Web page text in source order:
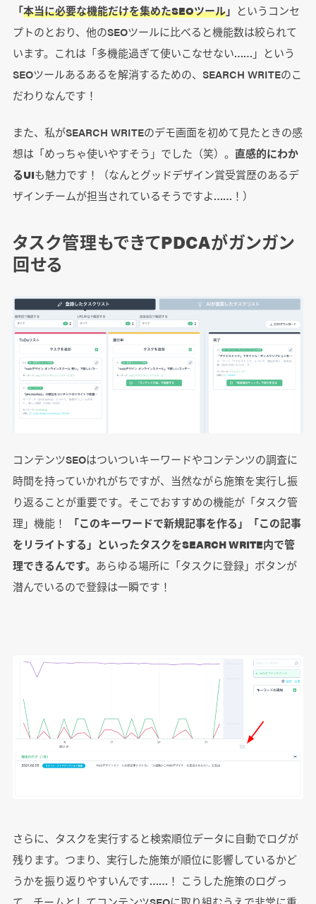
「本当に必要な機能だけを集めたSEOツール」 というコンセ
プトのとおり、他のSEOツールに比べると機能数は絞られて
います。これは「多機能過ぎて使いこなせない……」という
SEOツールあるあるを解消するための、SEARCH WRITEのこ
だわりなんです！
また、私がSEARCH WRITEのデモ画面を初めて見たときの感
想は「めっちゃ使いやすそう」でした（笑）。 直感的にわか
るUIも魅力です！（なんとグッドデザイン賞受賞歴のあるデ
ザインチームが担当されているそうですよ……！）
タスク管理もできてPDCAがガンガン
回せる
コンテンツSEOはついついキーワードやコンテンツの調査に
時間を持っていかれがちですが、当然ながら施策を実行し振
り返ることが重要です。そこでおすすめの機能が「タスク管
理」機能！
「このキーワードで新規記事を作る」「この記事
をリライトする」といったタスクをSEARCH WRITE内で管
理できるんです。 あらゆる場所に「タスクに登録」ボタンが
潜んでいるので登録は一瞬です！
さらに、タスクを実行すると検索順位データに自動でログが
残ります。つまり、実行した施策が順位に影響しているかど
うかを振り返りやすいんです……！ こうした施策のログっ